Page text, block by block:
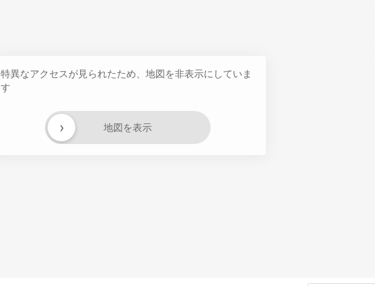
特異なアクセスが見られたため、地図を非表示にしていま
す
地図を表示
›